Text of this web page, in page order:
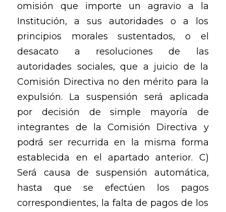
omisión que importe un agravio a la
Institución, a sus autoridades o a los
principios morales sustentados, o el
desacato a resoluciones de las
autoridades sociales, que a juicio de la
Comisión Directiva no den mérito para la
expulsión. La suspensión será aplicada
por decisión de simple mayoría de
integrantes de la Comisión Directiva y
podrá ser recurrida en la misma forma
establecida en el apartado anterior. C)
Será causa de suspensión automática,
hasta que se efectúen los pagos
correspondientes, la falta de pagos de los